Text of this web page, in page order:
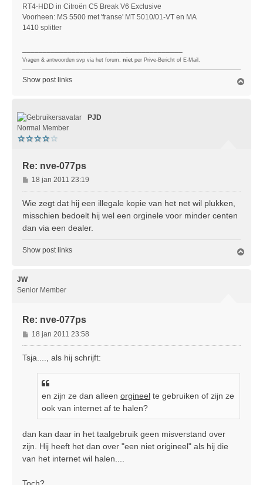
RT4-HDD in Citroën C5 Break V6 Exclusive
Voorheen: MS 5500 met 'franse' MT 5010/01-VT en MA
1410 splitter
Vragen & antwoorden svp via het forum, niet per Prive-Bericht of E-Mail.
Show post links
PJD
Normal Member
Re: nve-077ps
B
e
r
i
h
t
18 jan 2011 23:19
Wie zegt dat hij een illegale kopie van het net wil plukken,
misschien bedoelt hij wel een orginele voor minder centen
dan via een dealer.
Show post links
JW
Senior Member
Re: nve-077ps
B
e
r
18 jan 2011 23:58
Tsja...., als hij schrijft:
en zijn ze dan alleen orgineel te gebruiken of zijn ze
ook van internet af te halen?
dan kan daar in het taalgebruik geen misverstand over
zijn. Hij heeft het dan over "een niet origineel" als hij die
van het internet wil halen....